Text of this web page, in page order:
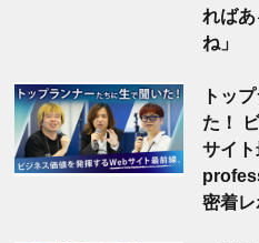
れば
ね」
トッ
た！
サイ
密着レ